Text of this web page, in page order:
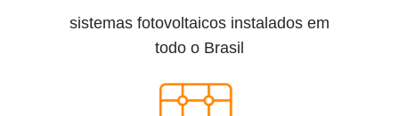
sistemas fotovoltaicos instalados em
todo o Brasil